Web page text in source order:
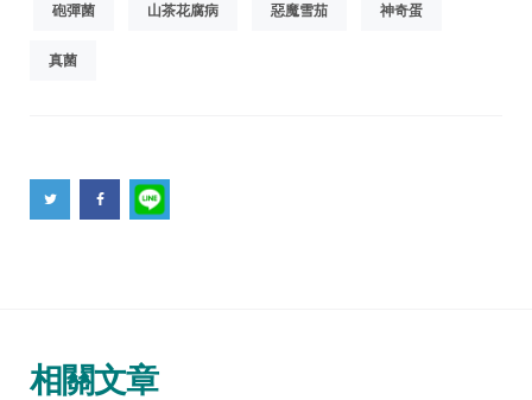
砲彈菌 山茶花腐病 惡魔雪茄 神奇蛋
真菌
相關文章